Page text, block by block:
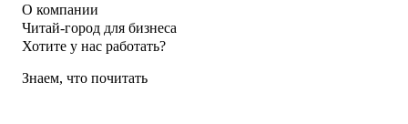
О компании
Читай-город для бизнеса
Хотите у нас работать?
Знаем, что почитать